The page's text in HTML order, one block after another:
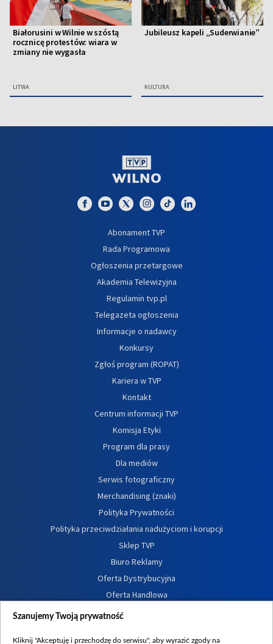
Białorusini w Wilnie w szóstą
rocznicę protestów: wiara w
zmiany nie wygasła
LITWA
Jubileusz kapeli „Suderwianie”
KULTURA
Abonament TVP
Rada Programowa
Ogłoszenia przetargowe
Akademia Telewizyjna
Regulamin tvp.pl
Telegazeta ogłoszenia
Informacje o nadawcy
Konkursy
Zgłoś program (ROPAT)
Kariera w TVP
Kontakt
Centrum informacji TVP
Komisja Etyki
Program dla prasy
Dla mediów
Serwis fotograficzny
Merchandising (znaki)
Polityka Prywatności
Polityka przeciwdziałania nadużyciom i korupcji
Sklep TVP
Biuro Reklamy
Oferta Dystrybucyjna
Oferta Handlowa
Dostępność
Szanujemy Twoją prywatność
Kliknij "Akceptuję i przechodzę do serwisu", aby wyrazić zgody na